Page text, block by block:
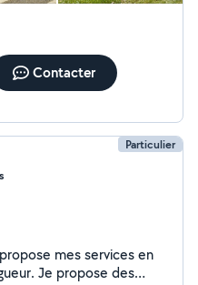
Contacter
Particulier
mes services en
Je propose des